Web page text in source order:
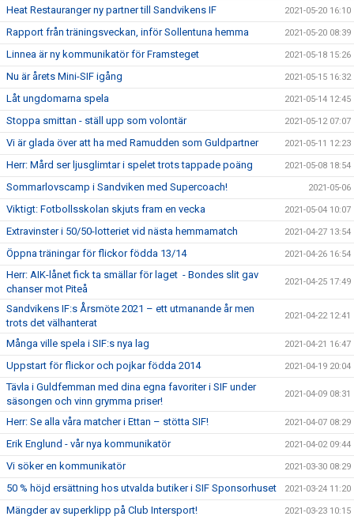
Heat Restauranger ny partner till Sandvikens IF 2021-05-20 16:10
Rapport från träningsveckan, inför Sollentuna hemma 2021-05-20 08:39
Linnea är ny kommunikatör för Framsteget 2021-05-18 15:26
Nu är årets Mini-SIF igång 2021-05-15 16:32
Låt ungdomarna spela 2021-05-14 12:45
Stoppa smittan - ställ upp som volontär 2021-05-12 07:07
Vi är glada över att ha med Ramudden som Guldpartner 2021-05-11 12:23
Herr: Mård ser ljusglimtar i spelet trots tappade poäng 2021-05-08 18:54
Sommarlovscamp i Sandviken med Supercoach! 2021-05-06
Viktigt: Fotbollsskolan skjuts fram en vecka 2021-05-04 10:07
Extravinster i 50/50-lotteriet vid nästa hemmamatch 2021-04-27 13:54
Öppna träningar för flickor födda 13/14 2021-04-26 16:54
Herr: AIK-lånet fick ta smällar för laget - Bondes slit gav
chanser mot Piteå
2021-04-25 17:49
Sandvikens IF:s Årsmöte 2021 – ett utmanande år men
trots det välhanterat
2021-04-22 12:41
Många ville spela i SIF:s nya lag 2021-04-21 16:47
Uppstart för flickor och pojkar födda 2014 2021-04-19 20:04
Tävla i Guldfemman med dina egna favoriter i SIF under
säsongen och vinn grymma priser!
2021-04-09 08:31
Herr: Se alla våra matcher i Ettan – stötta SIF! 2021-04-07 08:29
Erik Englund - vår nya kommunikatör 2021-04-02 09:44
Vi söker en kommunikatör 2021-03-30 08:29
50 % höjd ersättning hos utvalda butiker i SIF Sponsorhuset 2021-03-24 11:20
Mängder av superklipp på Club Intersport! 2021-03-23 10:15